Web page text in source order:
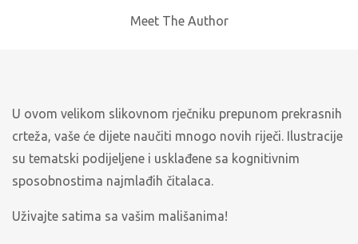
Meet The Author
U ovom velikom slikovnom rječniku prepunom prekrasnih
crteža, vaše će dijete naučiti mnogo novih riječi. Ilustracije
su tematski podijeljene i usklađene sa kognitivnim
sposobnostima najmlađih čitalaca.
Uživajte satima sa vašim mališanima!